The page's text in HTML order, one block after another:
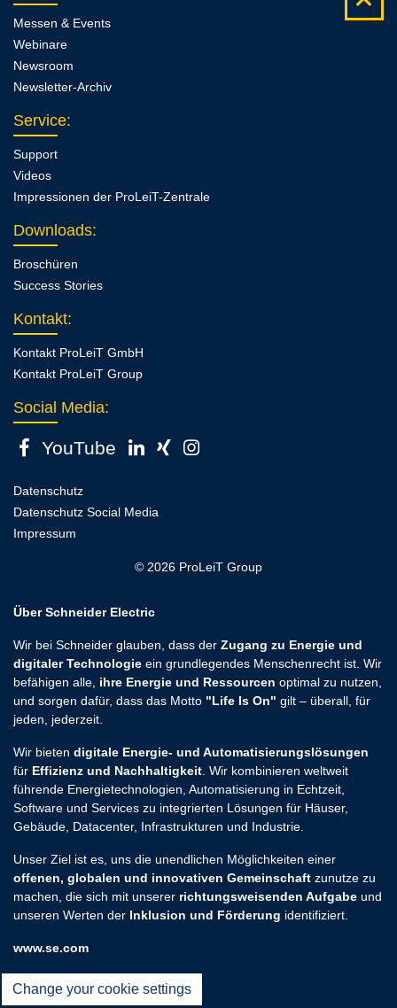
Messen & Events
Webinare
Newsroom
Newsletter-Archiv
Service:
Support
Videos
Impressionen der ProLeiT-Zentrale
Downloads:
Broschüren
Success Stories
Kontakt:
Kontakt ProLeiT GmbH
Kontakt ProLeiT Group
Social Media:
YouTube
Datenschutz
Datenschutz Social Media
Impressum
© 2026 ProLeiT Group
Über Schneider Electric
Wir bei Schneider glauben, dass der Zugang zu Energie und
digitaler Technologie ein grundlegendes Menschenrecht ist. Wir
befähigen alle, ihre Energie und Ressourcen optimal zu nutzen,
und sorgen dafür, dass das Motto "Life Is On" gilt – überall, für
jeden, jederzeit.
Wir bieten digitale Energie- und Automatisierungslösungen
für Effizienz und Nachhaltigkeit . Wir kombinieren weltweit
führende Energietechnologien, Automatisierung in Echtzeit,
Software und Services zu integrierten Lösungen für Häuser,
Gebäude, Datacenter, Infrastrukturen und Industrie.
Unser Ziel ist es, uns die unendlichen Möglichkeiten einer
offenen, globalen und innovativen Gemeinschaft zunutze zu
machen, die sich mit unserer richtungsweisenden Aufgabe und
unseren Werten der Inklusion und Förderung identifiziert.
www.se.com
Change your cookie settings